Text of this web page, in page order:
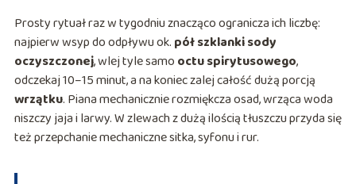
Prosty rytuał raz w tygodniu znacząco ogranicza ich liczbę:
najpierw wsyp do odpływu ok. pół szklanki sody
oczyszczonej, wlej tyle samo octu spirytusowego,
odczekaj 10–15 minut, a na koniec zalej całość dużą porcją
wrzątku. Piana mechanicznie rozmiękcza osad, wrząca woda
niszczy jaja i larwy. W zlewach z dużą ilością tłuszczu przyda się
też przepchanie mechaniczne sitka, syfonu i rur.